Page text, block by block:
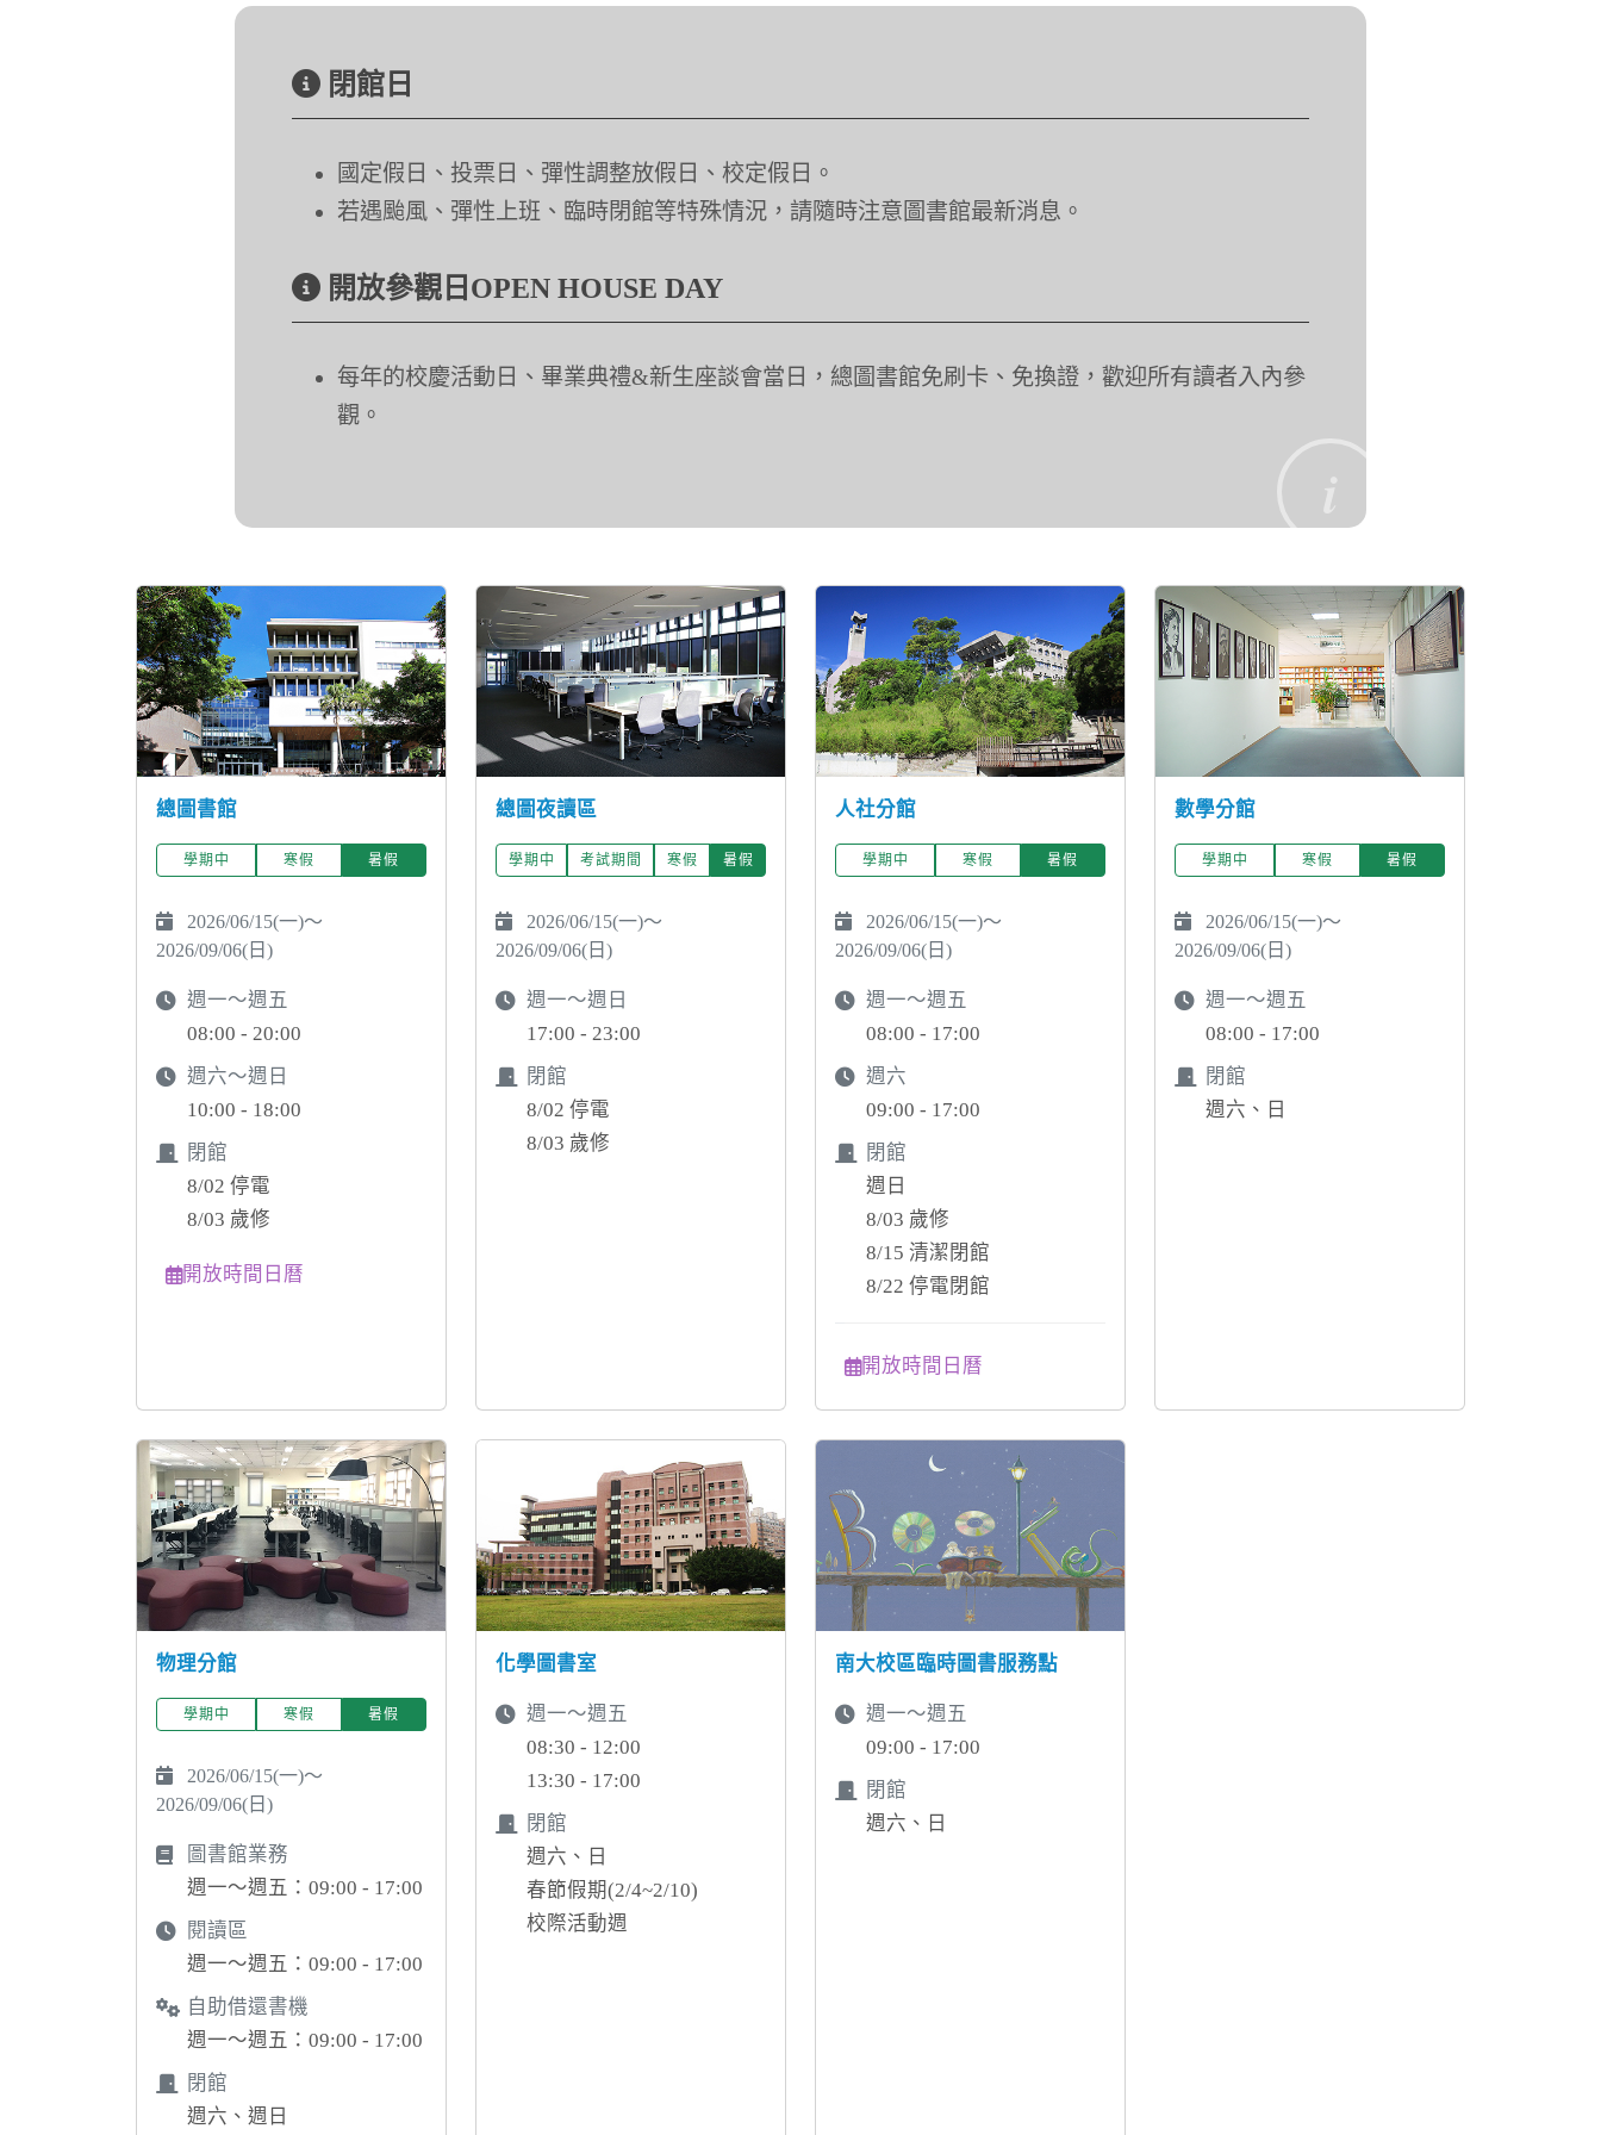
閉館日
國定假日、投票日、彈性調整放假日、校定假日。
若遇颱風、彈性上班、臨時閉館等特殊情況，請隨時注意圖書館最新消息。
開放參觀日OPEN HOUSE DAY
每年的校慶活動日、畢業典禮&新生座談會當日，總圖書館免刷卡、免換證，歡迎所有讀者入內參
觀。
總圖書館
學期中 寒假 暑假
2026/06/15(一)～
2026/09/06(日)
週一～週五
08:00 - 20:00
週六～週日
10:00 - 18:00
閉館
8/02 停電
8/03 歲修
開放時間日曆
總圖夜讀區
學期中 考試期間 寒假 暑假
2026/06/15(一)～
2026/09/06(日)
週一～週日
17:00 - 23:00
閉館
8/02 停電
8/03 歲修
人社分館
學期中 寒假 暑假
2026/06/15(一)～
2026/09/06(日)
週一～週五
08:00 - 17:00
週六
09:00 - 17:00
閉館
週日
8/03 歲修
8/15 清潔閉館
8/22 停電閉館
開放時間日曆
數學分館
學期中 寒假 暑假
2026/06/15(一)～
2026/09/06(日)
週一～週五
08:00 - 17:00
閉館
週六、日
物理分館
學期中 寒假 暑假
2026/06/15(一)～
2026/09/06(日)
圖書館業務
週一～週五：09:00 - 17:00
閱讀區
週一～週五：09:00 - 17:00
自助借還書機
週一～週五：09:00 - 17:00
閉館
週六、週日
化學圖書室
週一～週五
08:30 - 12:00
13:30 - 17:00
閉館
週六、日
春節假期(2/4~2/10)
校際活動週
南大校區臨時圖書服務點
週一～週五
09:00 - 17:00
閉館
週六、日